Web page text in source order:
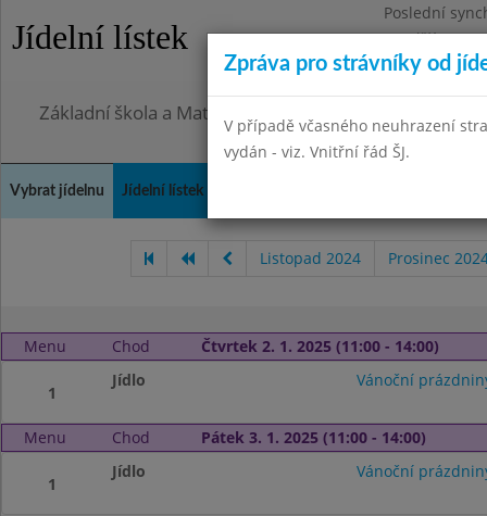
Jídelní lístek
Poslední
Pondělí
Omezení
Základní škola a Mateřská škola, Praha 4, Ohradní 49
Vybrat jídelnu Jídelní lístek
Listopad 2024 Prosinec
Menu Chod Čtvrtek 2. 1. 2025 (11:00 - 14:00)
1
Jídlo Vánoční
Menu Chod Pátek 3. 1. 2025 (11:00 - 14:00)
1
Jídlo Vánoční
Zpráva pro strávníky od
V případě včasného neuhrazení
vydán - viz. Vnitřní řád ŠJ.